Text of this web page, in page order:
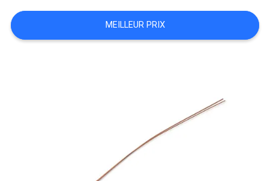
UNE
CITATION
MEILLEUR PRIX